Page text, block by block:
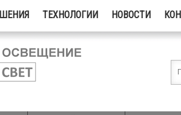
ТЕХНОЛОГИИ НОВОСТИ